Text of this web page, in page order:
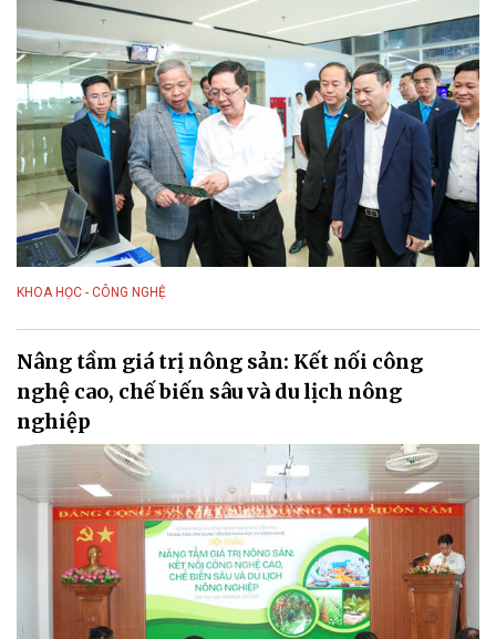
KHOA HỌC - CÔNG NGHỆ
Nâng tầm giá trị nông sản: Kết nối công
nghệ cao, chế biến sâu và du lịch nông
nghiệp